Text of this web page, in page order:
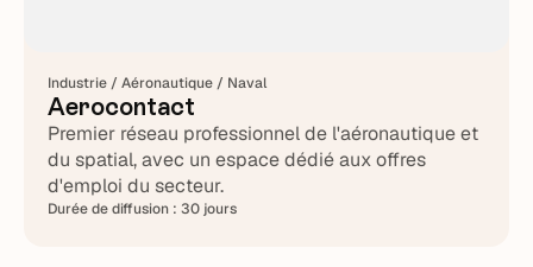
Industrie / Aéronautique / Naval
Aerocontact
Premier réseau professionnel de l'aéronautique et
du spatial, avec un espace dédié aux offres
d'emploi du secteur.
Durée de diffusion :30 jours